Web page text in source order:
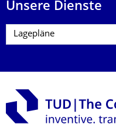
Unsere Dienste